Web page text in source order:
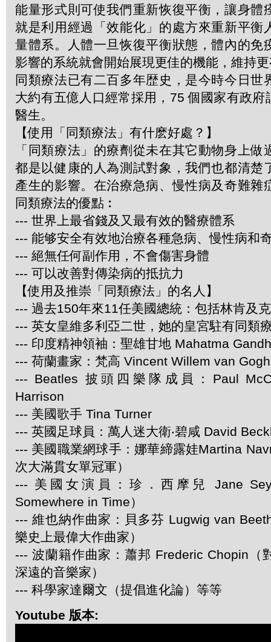
能量形式則可使我們重新恢復平衡，讓身體
就是利用經過「效能化」的處方來重新平衡
量體系。人體一旦恢復平衡狀態，體內的免
影響的系統就會開始展現更佳的機能，維持
同類療法已有二百多年歴史，是今時今日世
大約有五億人口經常採用，75 個國家有政府
醫生。
【使用「同類療法」有什麽好處？】
「同類療法」的療劑從未在其它動物身上做
都是以健康的人為測試對象，我們也都清楚
產生的影響。在治療急病、慢性病及奇難雜
同類療法的優點︰
--- 世界上最省錢及又最有效的醫療體系
--- 能够安全有效地治療各種急病、慢性病和
--- 絕無任何副作用，不會傷害身體
--- 可以改善對傳染病的抵抗力
【使用及推崇「同類療法」的名人】
--- 過去150年來11任美國總統：包括林肯及
--- 英女皇維多利亞二世，她的皇宮駐有同類
--- 印度精神領袖：聖雄甘地 Mahatma
--- 荷蘭畫家：梵高 Vincent Willem van Gogh
--- Beatles 披頭四樂隊成員：Paul
Harrison
--- 美國歌手 Tina Turner
--- 英國足球員：萬人迷大衛‧碧咸 David
--- 美國職業網球手：娜華締露娃Martina
次大滿貫女單冠軍）
--- 美國女演員：珍．西摩兒 Jane
Somewhere in Time）
--- 維也納作曲家：貝多芬 Lugwig van
樂史上最偉大作曲家）
--- 波蘭籍作曲家：蕭邦 Frederic Chopin（
深遠的音樂家）
--- 科學家達爾文（提倡進化論）等等
Youtube 版本: